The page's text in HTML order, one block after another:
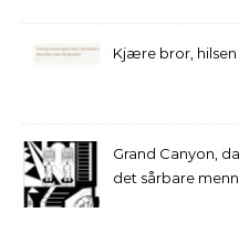
Kjære bror, hilsen
Grand Canyon,
det sårbare